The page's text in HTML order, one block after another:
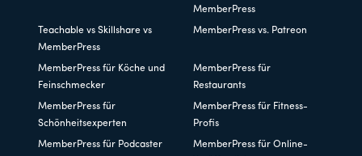
MemberPress
Teachable vs Skillshare vs
MemberPress
MemberPress vs. Patreon
MemberPress für Köche und
Feinschmecker
MemberPress für
Restaurants
MemberPress für
Schönheitsexperten
MemberPress für Fitness-
Profis
MemberPress für Podcaster
MemberPress für Online-